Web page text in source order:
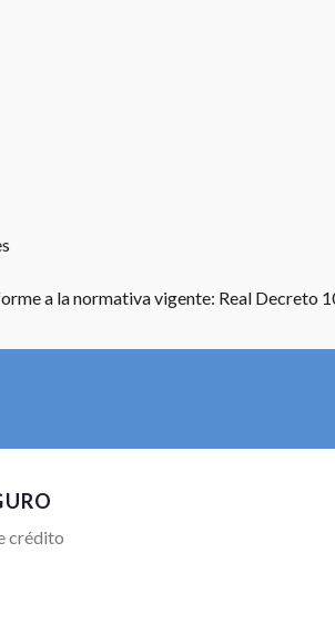
a la normativa vigente: Real
crédito